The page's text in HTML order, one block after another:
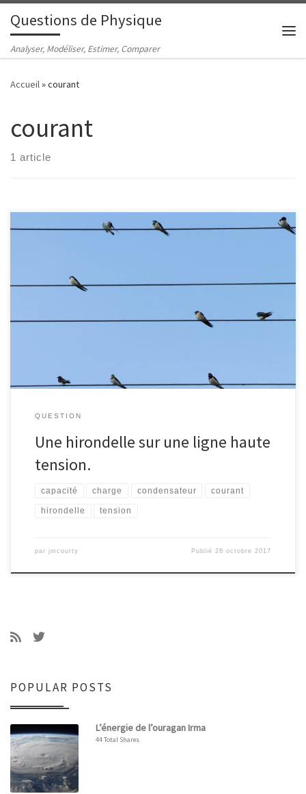
Passer au contenu
Questions de Physique
Analyser, Modéliser, Estimer, Comparer
Accueil»courant
courant
1 article
Quel courant électrique passe par les pattes d'une hirondelle
QUESTION
Une hirondelle sur une ligne haute
tension.
capacité charge condensateur courant
hirondelle tension
par jmcourty Publié28 octobre 2017
POPULAR POSTS
L’énergie de l’ouragan Irma
44 Total Shares